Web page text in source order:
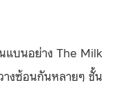
แบนอย่าง The Milk
งซ้อนกันหลายๆ ชั้น